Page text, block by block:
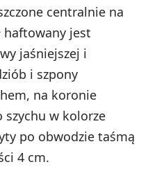
centralnie na
haftowany jest
jaśniejszej i
i szpony
na koronie
w kolorze
po obwodzie taśmą
4 cm.